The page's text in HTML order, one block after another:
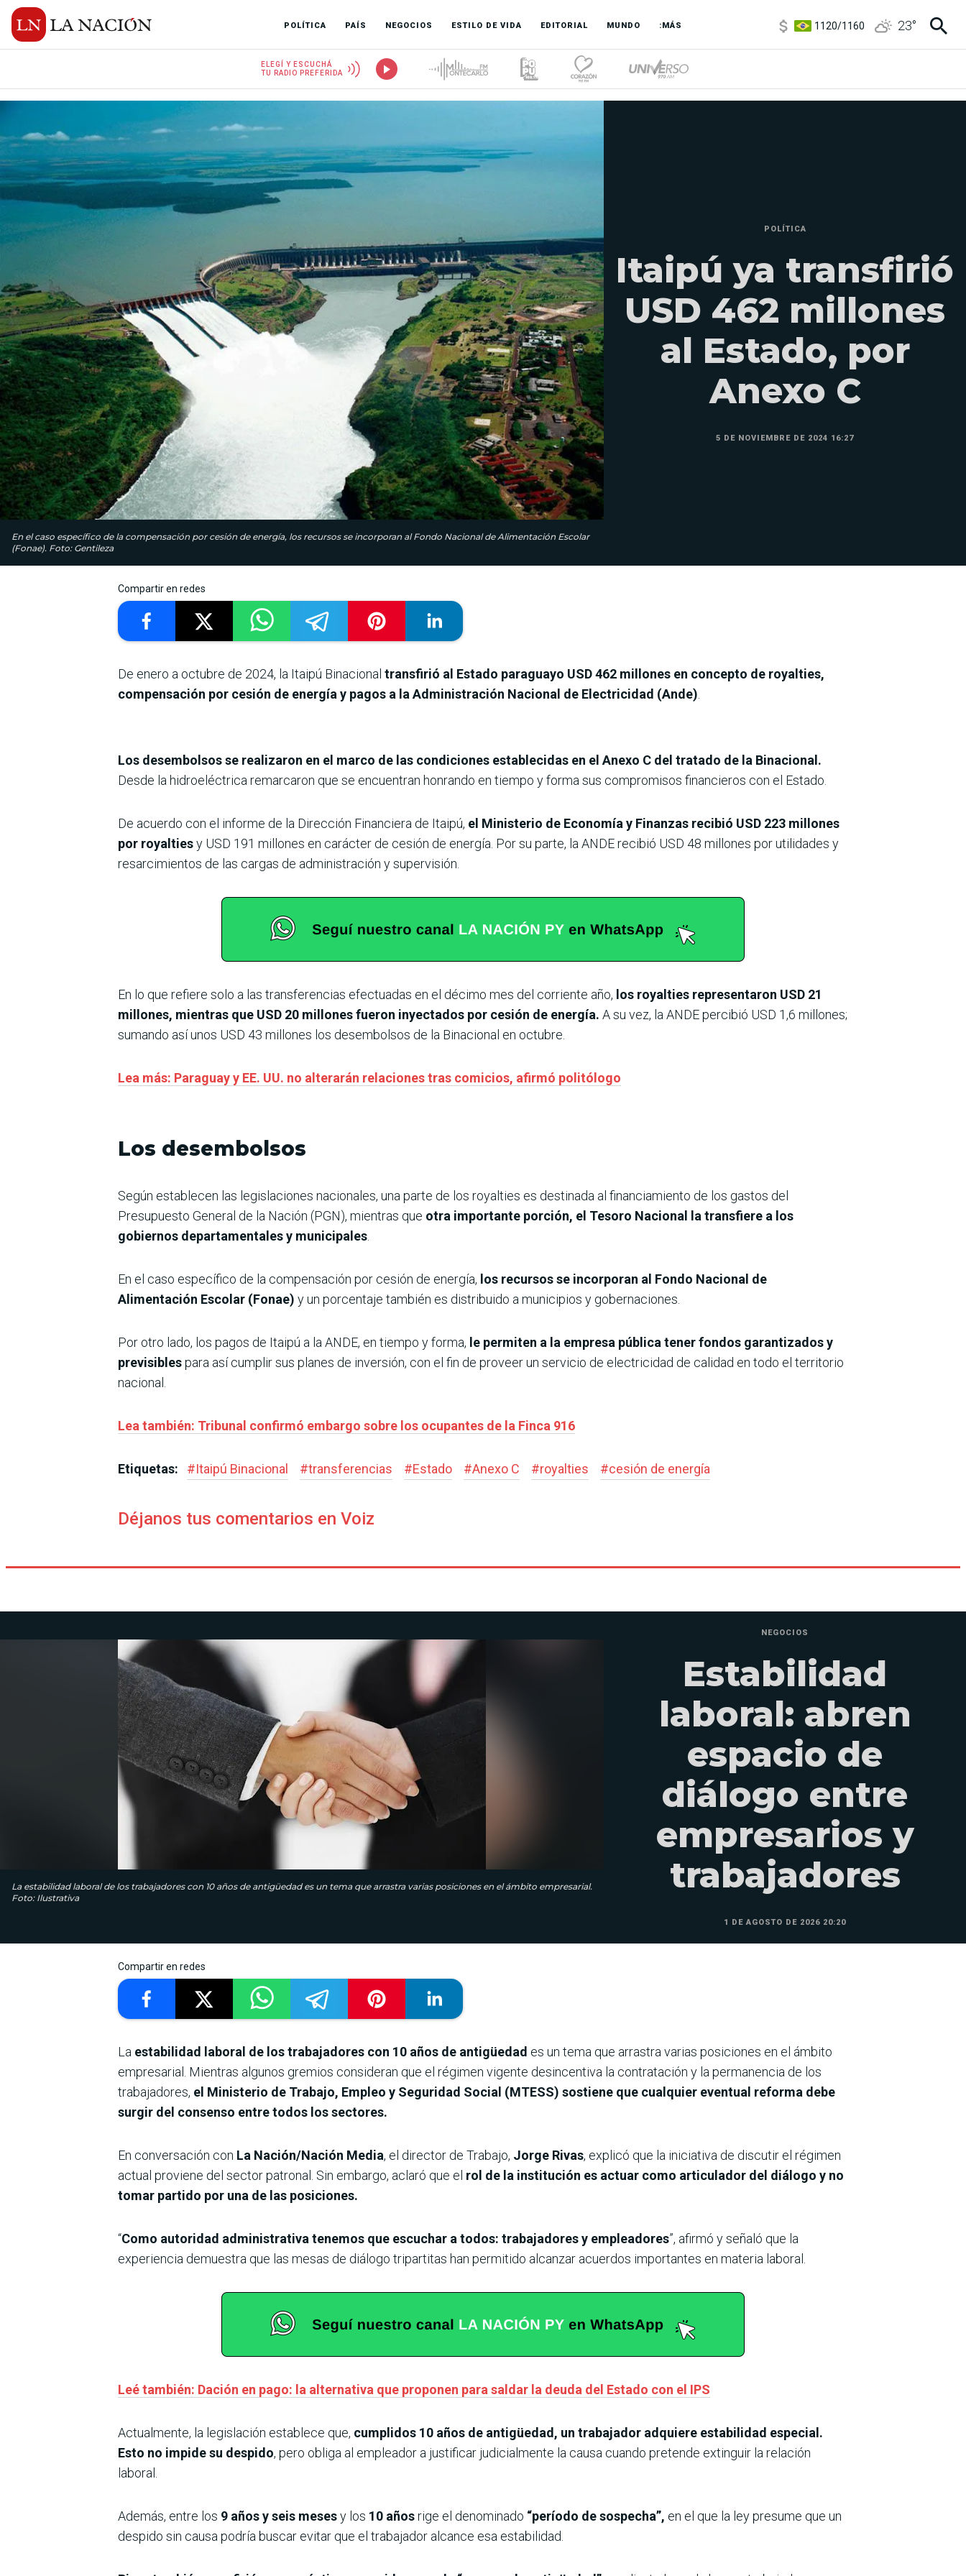
POLÍTICA PAÍS NEGOCIOS ESTILO DE VIDA EDITORIAL MUNDO :MÁS
3,6/3,9
23°
ELEGÍ Y ESCUCHÁ
TU RADIO PREFERIDA
En el caso específico de la compensación por cesión de energía, los recursos se incorporan al Fondo Nacional de Alimentación Escolar
(Fonae). Foto: Gentileza
POLÍTICA
Itaipú ya transfirió
USD 462 millones
al Estado, por
Anexo C
5 DE NOVIEMBRE DE 2024 16:27
Compartir en redes
De enero a octubre de 2024, la Itaipú Binacional transfirió al Estado paraguayo USD 462 millones en concepto de royalties,
compensación por cesión de energía y pagos a la Administración Nacional de Electricidad (Ande).
Los desembolsos se realizaron en el marco de las condiciones establecidas en el Anexo C del tratado de la Binacional.
Desde la hidroeléctrica remarcaron que se encuentran honrando en tiempo y forma sus compromisos financieros con el Estado.
De acuerdo con el informe de la Dirección Financiera de Itaipú, el Ministerio de Economía y Finanzas recibió USD 223 millones
por royaltiesy USD 191 millones en carácter de cesión de energía. Por su parte, la ANDE recibió USD 48 millones por utilidades y
resarcimientos de las cargas de administración y supervisión.
En lo que refiere solo a las transferencias efectuadas en el décimo mes del corriente año, los royalties representaron USD 21
millones, mientras que USD 20 millones fueron inyectados por cesión de energía. A su vez, la ANDE percibió USD 1,6 millones;
sumando así unos USD 43 millones los desembolsos de la Binacional en octubre.
Lea más: Paraguay y EE. UU. no alterarán relaciones tras comicios, afirmó politólogo
Los desembolsos
Según establecen las legislaciones nacionales, una parte de los royalties es destinada al financiamiento de los gastos del
Presupuesto General de la Nación (PGN), mientras que otra importante porción, el Tesoro Nacional la transfiere a los
gobiernos departamentales y municipales.
En el caso específico de la compensación por cesión de energía, los recursos se incorporan al Fondo Nacional de
Alimentación Escolar (Fonae) y un porcentaje también es distribuido a municipios y gobernaciones.
Por otro lado, los pagos de Itaipú a la ANDE, en tiempo y forma, le permiten a la empresa pública tener fondos garantizados y
previsiblespara así cumplir sus planes de inversión, con el fin de proveer un servicio de electricidad de calidad en todo el territorio
nacional.
Lea también: Tribunal confirmó embargo sobre los ocupantes de la Finca 916
Etiquetas: #Itaipú Binacional #transferencias #Estado #Anexo C #royalties #cesión de energía
Déjanos tus comentarios en Voiz
La estabilidad laboral de los trabajadores con 10 años de antigüedad es un tema que arrastra varias posiciones en el ámbito empresarial.
Foto: Ilustrativa
NEGOCIOS
Estabilidad
laboral: abren
espacio de
diálogo entre
empresarios y
trabajadores
1 DE AGOSTO DE 2026 20:20
Compartir en redes
La estabilidad laboral de los trabajadores con 10 años de antigüedad es un tema que arrastra varias posiciones en el ámbito
empresarial. Mientras algunos gremios consideran que el régimen vigente desincentiva la contratación y la permanencia de los
trabajadores, el Ministerio de Trabajo, Empleo y Seguridad Social (MTESS) sostiene que cualquier eventual reforma debe
surgir del consenso entre todos los sectores.
En conversación con La Nación/Nación Media, el director de Trabajo, Jorge Rivas, explicó que la iniciativa de discutir el régimen
actual proviene del sector patronal. Sin embargo, aclaró que el rol de la institución es actuar como articulador del diálogo y no
tomar partido por una de las posiciones.
“Como autoridad administrativa tenemos que escuchar a todos: trabajadores y empleadores”, afirmó y señaló que la
experiencia demuestra que las mesas de diálogo tripartitas han permitido alcanzar acuerdos importantes en materia laboral.
Leé también: Dación en pago: la alternativa que proponen para saldar la deuda del Estado con el IPS
Actualmente, la legislación establece que, cumplidos 10 años de antigüedad, un trabajador adquiere estabilidad especial.
Esto no impide su despido, pero obliga al empleador a justificar judicialmente la causa cuando pretende extinguir la relación
laboral.
Además, entre los 9 años y seis mesesy los 10 añosrige el denominado “período de sospecha”, en el que la ley presume que un
despido sin causa podría buscar evitar que el trabajador alcance esa estabilidad.